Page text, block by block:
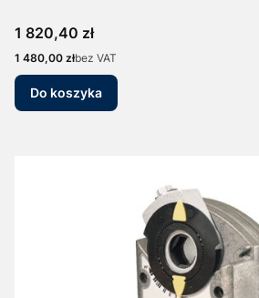
Cena
1 820,40 zł
Cena
1 480,00 złbez VAT
Do koszyka